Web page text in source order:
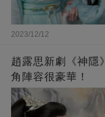
2023/12/12
趙露思新劇《神隱
角陣容很豪華！